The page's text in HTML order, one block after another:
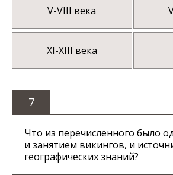
V-VIII века
XI-XIII века
7
Что из перечисленного было
и занятием викингов, и
географических знаний?